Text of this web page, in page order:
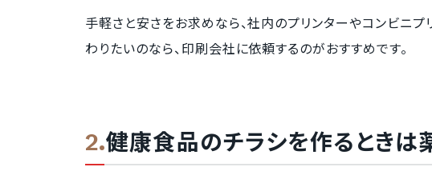
手軽さと安さをお求めなら、社内のプリンターやコンビニプ
わりたいのなら、印刷会社に依頼するのがおすすめです。
健康食品のチラシを作るときは